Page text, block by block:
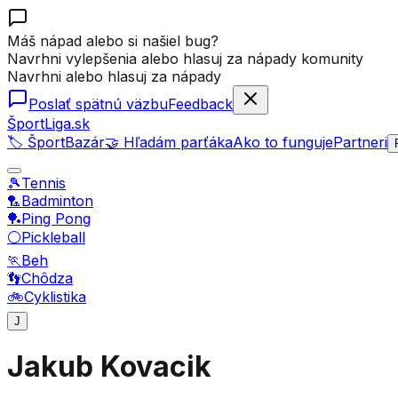
Máš nápad alebo si našiel bug?
Navrhni vylepšenia alebo hlasuj za nápady komunity
Navrhni alebo hlasuj za nápady
Poslať spätnú väzbuFeedback
ŠportLiga.sk
🏷️ ŠportBazár🤝 Hľadám parťákaAko to fungujePartneri
🎾Tennis
🏸Badminton
🏓Ping Pong
⚪Pickleball
🏃Beh
👣Chôdza
🚲Cyklistika
J
Jakub Kovacik